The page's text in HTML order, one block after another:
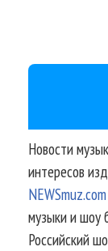
Новости
интересов
NEWSmuz.com
музыки и шоу
Российский